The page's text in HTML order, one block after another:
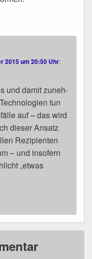
2015 um 20:50 Uhr:
und damit zuneh­
tun
auf – das wird
die­ser Ansatz
Rezi­pi­en­ten
– und inso­fern
„etwas